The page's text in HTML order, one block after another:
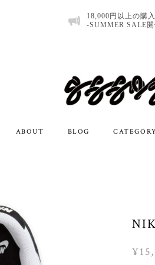
18,000円以上の購
-SUMMER SALE
ABOUT BLOG